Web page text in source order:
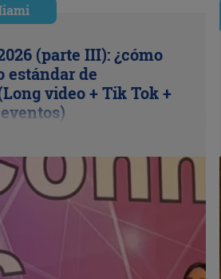
(parte III): ¿cómo
estándar de
video + Tik Tok +